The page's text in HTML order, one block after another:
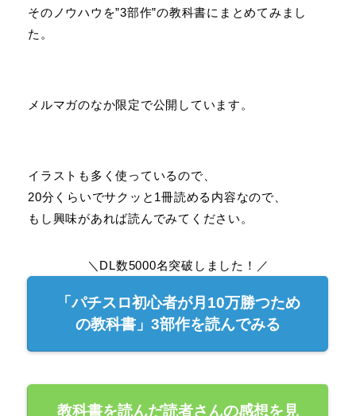
そのノウハウを”3部作”の教科書にまとめてみまし
た。
メルマガのなか限定で公開しています。
イラストも多く使っているので、
20分くらいでサクッと1冊読める内容なので、
もし興味があれば読んでみてください。
＼DL数5000名突破しました！／
「パチスロ初心者が月10万勝つため
の教科書」3部作を読んでみる
教科書を読んだ読者さんの感想を見